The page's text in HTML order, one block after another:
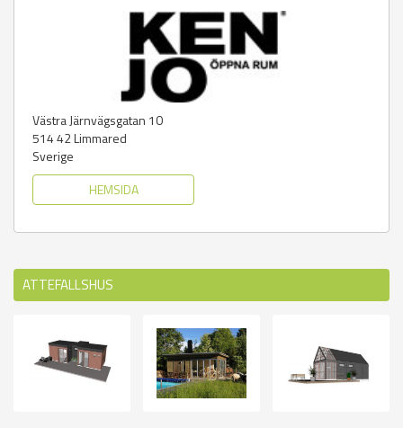
Västra Järnvägsgatan 10
514 42Limmared
Sverige
HEMSIDA
ATTEFALLSHUS